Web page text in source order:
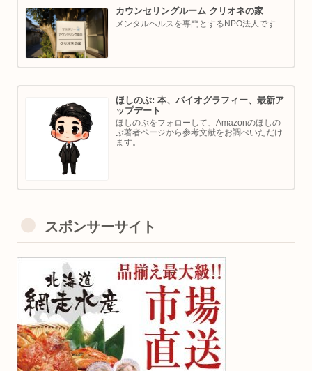
カウンセリングルーム クリオネの家
メンタルヘルスを専門とするNPO法人です
ほしのぶ: 本、バイオグラフィー、最新ア
ップデート
ほしのぶをフォローして、Amazonのほしの
ぶ著者ページから参考文献をお調べいただけ
ます。
スポンサーサイト